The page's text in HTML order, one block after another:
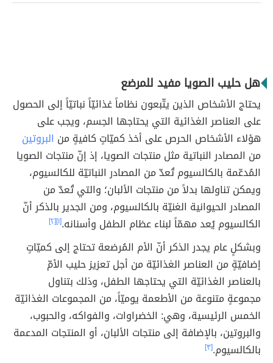
هل حليب الصويا مفيد للمرضع
يحتاج الأشخاص الذين يتّبعون نظاماً غذائيّاً نباتيّاً إلى الحصول
على العناصر الغذائية التي يحتاجها الجسم، ويجب على
هؤلاء الأشخاص الحرص على أخذ كميّاتٍ كافيةٍ من البروتين
من المصادر النباتية مثل منتجات الصويا، إذ إنّ منتجات الصويا
المُدعّمة بالكالسيوم تُعدّ من المصادر النباتيّة للكالسيوم،
ويمكن تناولها بدلاً من منتجات الألبان؛ والتي تُعدّ من
المصادر الحيوانية الغنيّة بالكالسيوم، ومن الجدير بالذكر أنّ
الكالسيوم يُعد مهمّاً لبناء عظام الطفل وأسنانه.[١] [٢]
وبشكلٍ عام يجدر الذكر أنّ الأم المُرضعة تحتاج إلى كميّاتٍ
إضافيّةٍ من العناصر الغذائيّة من أجل تعزيز حليب الأمّ
بالعناصر الغذائيّة التي يحتاجها الطفل، وذلك بتناول
مجموعةٍ متنوعة من الأطعمة يوميّاً، من المجموعات الغذائيّة
الخمس الرئيسية، وهي: الخضراوات، والفواكه، والحبوب،
والبروتين، بالإضافة إلى منتجات الألبان، أو المنتجات المدعمة
بالكالسيوم.[٣]